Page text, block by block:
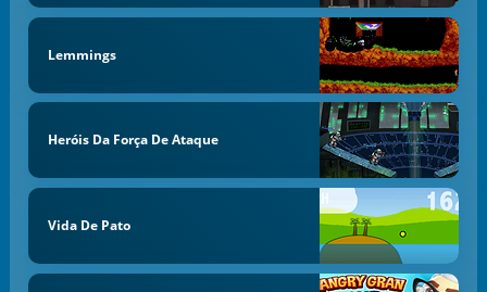
Lemmings
Heróis Da Força De Ataque
Vida De Pato